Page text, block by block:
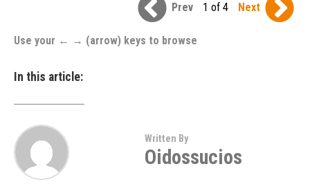
Prev 1 of 4 Next
Use your ← → (arrow) keys to browse
In this article:
Written By
Oidossucios